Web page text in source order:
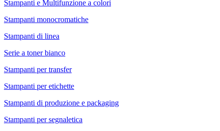
Stampanti e Multifunzione a colori
Stampanti monocromatiche
Stampanti di linea
Serie a toner bianco
Stampanti per transfer
Stampanti per etichette
Stampanti di produzione e packaging
Stampanti per segnaletica